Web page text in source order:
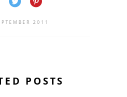
2011
POSTS